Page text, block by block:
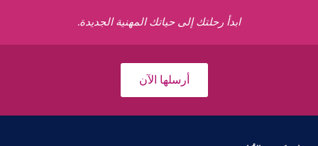
ابدأ رحلتك إلى حياتك المهنية الجديدة.
أرسلها الآن